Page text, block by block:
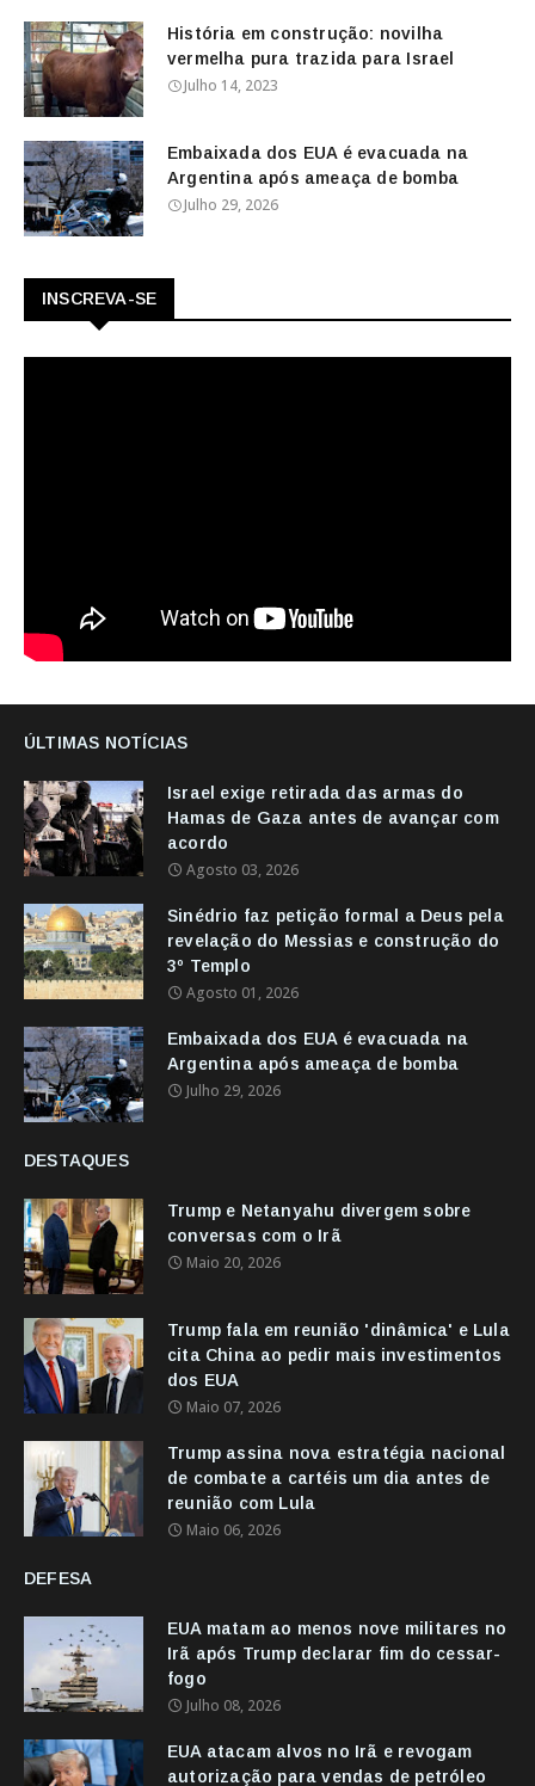
História em construção: novilha
vermelha pura trazida para Israel
Julho 14, 2023
Embaixada dos EUA é evacuada na
Argentina após ameaça de bomba
Julho 29, 2026
INSCREVA-SE
ÚLTIMAS NOTÍCIAS
Israel exige retirada das armas do
Hamas de Gaza antes de avançar com
acordo
Agosto 03, 2026
Sinédrio faz petição formal a Deus pela
revelação do Messias e construção do
3º Templo
Agosto 01, 2026
Embaixada dos EUA é evacuada na
Argentina após ameaça de bomba
Julho 29, 2026
DESTAQUES
Trump e Netanyahu divergem sobre
conversas com o Irã
Maio 20, 2026
Trump fala em reunião 'dinâmica' e Lula
cita China ao pedir mais investimentos
dos EUA
Maio 07, 2026
Trump assina nova estratégia nacional
de combate a cartéis um dia antes de
reunião com Lula
Maio 06, 2026
DEFESA
EUA matam ao menos nove militares no
Irã após Trump declarar fim do cessar-
fogo
Julho 08, 2026
EUA atacam alvos no Irã e revogam
autorização para vendas de petróleo